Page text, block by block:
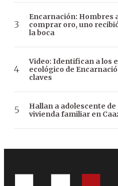
Encarnación: Hombres
comprar oro, uno
la boca
Video: Identifican a los
ecológico de
claves
Hallan a adolescente
vivienda familiar en